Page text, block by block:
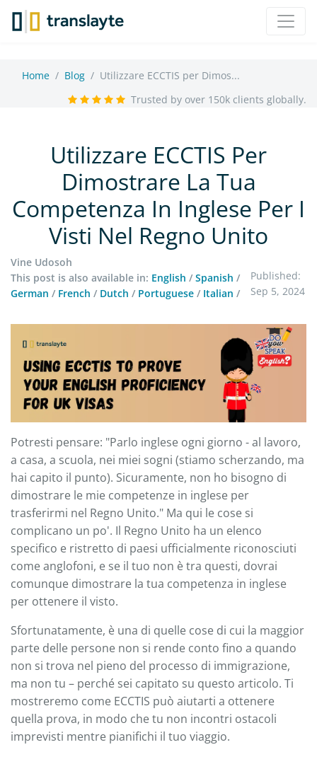
Home Blog
Utilizzare ECCTIS per Dimos...
Trusted by over 150k clients globally.
Utilizzare ECCTIS Per
Dimostrare La Tua
Competenza In Inglese Per I
Visti Nel Regno Unito
Vine Udosoh
This post is also available in: English / Spanish /
German / French / Dutch / Portuguese / Italian /
Published:
Sep 5, 2024
Potresti pensare: "Parlo inglese ogni giorno - al lavoro,
a casa, a scuola, nei miei sogni (stiamo scherzando, ma
hai capito il punto). Sicuramente, non ho bisogno di
dimostrare le mie competenze in inglese per
trasferirmi nel Regno Unito." Ma qui le cose si
complicano un po'. Il Regno Unito ha un elenco
specifico e ristretto di paesi ufficialmente riconosciuti
come anglofoni, e se il tuo non è tra questi, dovrai
comunque dimostrare la tua competenza in inglese
per ottenere il visto.
Sfortunatamente, è una di quelle cose di cui la maggior
parte delle persone non si rende conto fino a quando
non si trova nel pieno del processo di immigrazione,
ma non tu – perché sei capitato su questo articolo. Ti
mostreremo come ECCTIS può aiutarti a ottenere
quella prova, in modo che tu non incontri ostacoli
imprevisti mentre pianifichi il tuo viaggio.